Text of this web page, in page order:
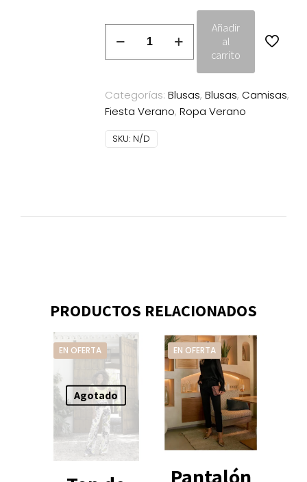
Conde
jaquard
rosa
cantidad
Añadir
al
carrito
Categorías: Blusas, Blusas, Camisas,
Fiesta Verano, Ropa Verano
SKU: N/D
PRODUCTOS RELACIONADOS
EN OFERTA
Agotado
EN OFERTA